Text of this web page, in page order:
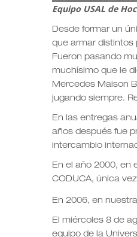
Equipo USAL de
Desde formar un
que armar distintos
Fueron pasando
muchísimo que le
Mercedes Maison
jugando siempre.
En las entregas
años después fue
intercambio
En el año 2000, en
CODUCA, única
En 2006, en
El miércoles 8 de
equipo de la